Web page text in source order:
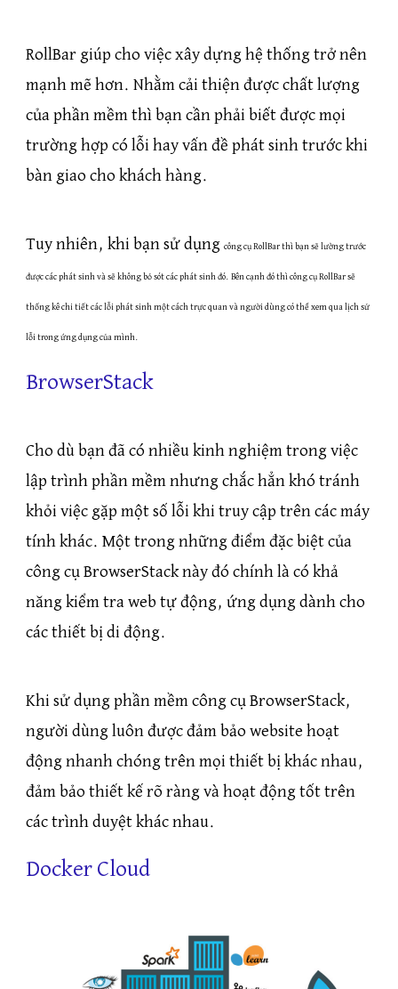
RollBar giúp cho việc xây dựng hệ thống trở nên
mạnh mẽ hơn. Nhằm cải thiện được chất lượng
của phần mềm thì bạn cần phải biết được mọi
trường hợp có lỗi hay vấn đề phát sinh trước khi
bàn giao cho khách hàng.
Tuy nhiên, khi bạn sử dụng công cụ RollBar thì bạn sẽ lường trước
được các phát sinh và sẽ không bỏ sót các phát sinh đó. Bên cạnh đó thì công cụ RollBar sẽ
thống kê chi tiết các lỗi phát sinh một cách trực quan và người dùng có thể xem qua lịch sử
lỗi trong ứng dụng của mình.
BrowserStack
Cho dù bạn đã có nhiều kinh nghiệm trong việc
lập trình phần mềm nhưng chắc hẳn khó tránh
khỏi việc gặp một số lỗi khi truy cập trên các máy
tính khác. Một trong những điểm đặc biệt của
công cụ BrowserStack này đó chính là có khả
năng kiểm tra web tự động, ứng dụng dành cho
các thiết bị di động.
Khi sử dụng phần mềm công cụ BrowserStack,
người dùng luôn được đảm bảo website hoạt
động nhanh chóng trên mọi thiết bị khác nhau,
đảm bảo thiết kế rõ ràng và hoạt động tốt trên
các trình duyệt khác nhau.
Docker Cloud